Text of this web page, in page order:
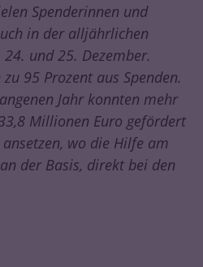
Spenderinnen und
in der alljährlichen
und 25. Dezember.
95 Prozent aus Spenden.
Jahr konnten mehr
Millionen Euro gefördert
wo die Hilfe am
der Basis, direkt bei den